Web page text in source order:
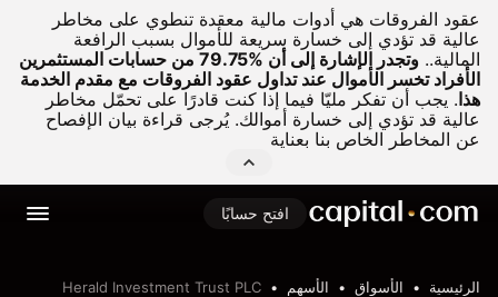
عقود الفروقات هي أدوات مالية معقدة تنطوي على مخاطر
عالية قد تؤدي إلى خسارة سريعة للأموال بسبب الرافعة
المالية..
وتجدر الإشارة إلى أن %79.75 من حسابات المستثمرين
الأفراد تخسر الأموال عند تداول عقود الفروقات مع مقدم الخدمة
هذا. يجب أن تفكر مليّا فيما إذا كنت قادرًا على تحمّل مخاطر
عالية قد تؤدي إلى خسارة أموالك. يُرجى قراءة بيان الإفصاح
عن المخاطر الخاص بنا بعناية
افتح حسابًا
الرئيسية الأسواق الأسهم Herald Investment Trust PLC